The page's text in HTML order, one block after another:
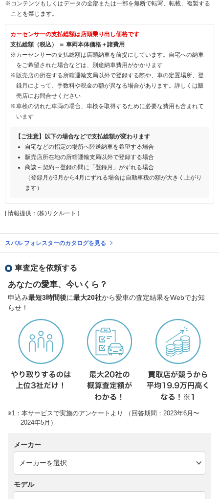
※コンテンツもしくはデータの全部または一部を無断で転写、転載、複製する
ことを禁じます。
カーセンサーの支払総額は店頭乗り出し価格です
支払総額（税込） ＝ 車両本体価格＋諸費用
※カーセンサーの支払総額は店頭納車を前提にしています。自宅への納車
をご希望された場合などは、別途納車費用がかかります
※販売店の所在する所轄運輸支局以外で登録する際や、車の定置場所、登
録月によって、手数料や税金の額が異なる場合があります。詳しくは販
売店にお問合せください
※車検の切れた車両の場合、車検を取得するために必要な費用も含まれて
います
【ご注意】以下の場合などで支払総額が変わります
自宅などの指定の場所へ陸送納車を希望する場合
販売店所在地の所轄運輸支局以外で登録する場合
商談～契約～登録の間に「登録月」がずれる場合
（登録月が3月から4月にずれる場合は自動車税の額が大きく上がり
ます）
[ 情報提供：(株)リクルート ]
スバル フォレスターのカタログを見る
車査定を依頼する
あなたの愛車、今いくら？
申込み最短3時間後に最大20社から愛車の査定結果をWebでお知
らせ！
※1：本サービスで実施のアンケートより （回答期間：2023年6月〜
2024年5月）
メーカー
モデル